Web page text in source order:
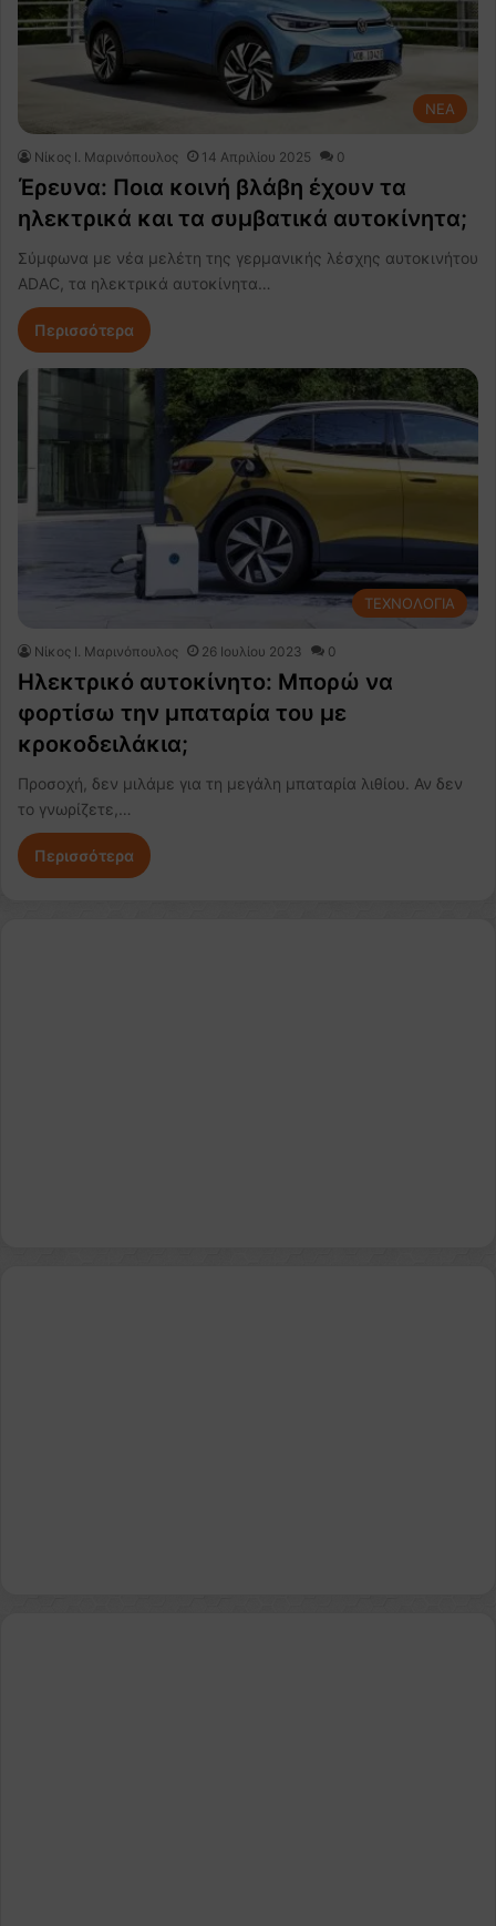
NEA
Nίκος Ι. Mαρινόπουλος 14 Απριλίου 2025 0
Έρευνα: Ποια κοινή βλάβη έχουν τα
ηλεκτρικά και τα συμβατικά αυτοκίνητα;
Σύμφωνα με νέα μελέτη της γερμανικής λέσχης αυτοκινήτου
ADAC, τα ηλεκτρικά αυτοκίνητα…
Περισσότερα
ΤΕΧΝΟΛΟΓΙΑ
Nίκος Ι. Mαρινόπουλος 26 Ιουλίου 2023 0
Ηλεκτρικό αυτοκίνητο: Μπορώ να
φορτίσω την μπαταρία του με
κροκοδειλάκια;
Προσοχή, δεν μιλάμε για τη μεγάλη μπαταρία λιθίου. Αν δεν
το γνωρίζετε,…
Περισσότερα